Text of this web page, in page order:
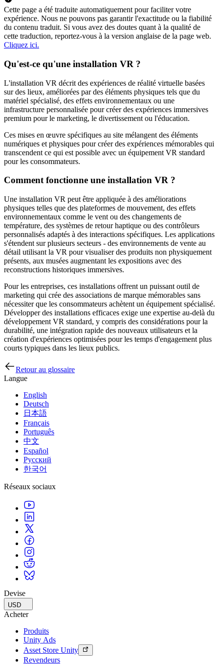
Cette page a été traduite automatiquement pour faciliter votre
expérience. Nous ne pouvons pas garantir l'exactitude ou la fiabilité
du contenu traduit. Si vous avez des doutes quant à la qualité de
cette traduction, reportez-vous à la version anglaise de la page web.
Cliquez ici.
Qu'est-ce qu'une installation VR ?
L'installation VR décrit des expériences de réalité virtuelle basées
sur des lieux, améliorées par des éléments physiques tels que du
matériel spécialisé, des effets environnementaux ou une
infrastructure personnalisée pour créer des expériences immersives
premium pour le marketing, le divertissement ou l'éducation.
Ces mises en œuvre spécifiques au site mélangent des éléments
numériques et physiques pour créer des expériences mémorables qui
transcendent ce qui est possible avec un équipement VR standard
pour les consommateurs.
Comment fonctionne une installation VR ?
Une installation VR peut être appliquée à des améliorations
physiques telles que des plateformes de mouvement, des effets
environnementaux comme le vent ou des changements de
température, des systèmes de retour haptique ou des contrôleurs
personnalisés adaptés à des interactions spécifiques. Les applications
s'étendent sur plusieurs secteurs - des environnements de vente au
détail utilisant la VR pour visualiser des produits non physiquement
présents, aux musées augmentant les expositions avec des
reconstructions historiques immersives.
Pour les entreprises, ces installations offrent un puissant outil de
marketing qui crée des associations de marque mémorables sans
nécessiter que les consommateurs achètent un équipement spécialisé.
Développer des installations efficaces exige une expertise au-delà du
développement VR standard, y compris des considérations pour la
durabilité, une intégration rapide des nouveaux utilisateurs et la
création d'expériences optimisées pour les temps d'engagement plus
courts typiques dans les lieux publics.
Retour au glossaire
Langue
English
Deutsch
日本語
Français
Português
中文
Español
Русский
한국어
Réseaux sociaux
Devise
USD
Acheter
Produits
Unity Ads
Asset Store Unity
Revendeurs